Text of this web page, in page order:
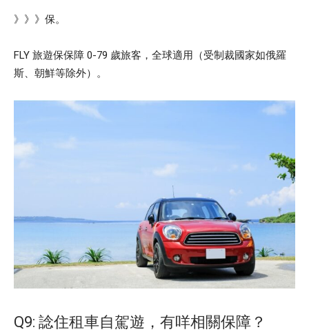
》》》保。
FLY 旅遊保保障 0-79 歲旅客，全球適用（受制裁國家如俄羅
斯、朝鮮等除外）。
Q9: 諗住租車自駕遊，有咩相關保障？